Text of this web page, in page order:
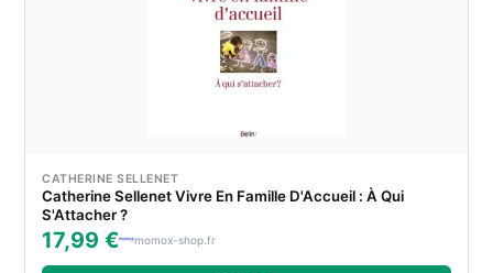
CATHERINE SELLENET
Catherine Sellenet Vivre En Famille D'Accueil : À Qui
S'Attacher ?
17,99 € momox-shop.fr